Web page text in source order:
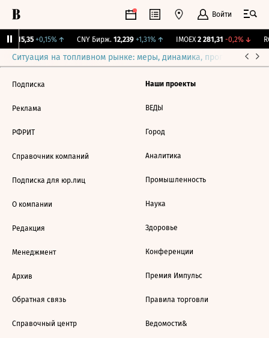
Войти
115,35 +0,15%↑ CNY Бирж. 12,239 +1,31%↑ IMOEX 2 281,31 -0,2%↓
Ситуация на топливном рынке: меры, динамика, прогнозы
Подписка
Реклама
РФРИТ
Справочник компаний
Подписка для юр.лиц
О компании
Редакция
Менеджмент
Архив
Обратная связь
Справочный центр
Наши проекты
ВЕДЫ
Город
Аналитика
Промышленность
Наука
Здоровье
Конференции
Премия Импульс
Правила торговли
Ведомости&